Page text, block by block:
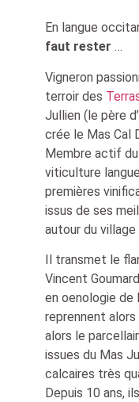
En langue
faut rester …
Vigneron
terroir des
Jullien (le père
crée le Mas Cal
Membre actif
viticulture
premières
issus de ses
autour du
Il transmet le
Vincent
en oenologie de
reprennent
alors le
issues du Mas
calcaires très
Depuis 10 ans,